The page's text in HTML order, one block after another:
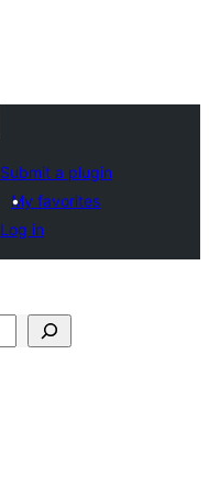
Submit a plugin
My favorites
Log in